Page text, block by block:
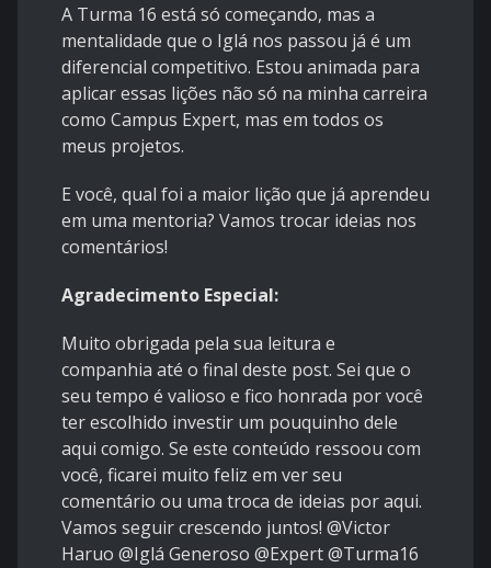
​A Turma 16 está só começando, mas a
mentalidade que o Iglá nos passou já é um
diferencial competitivo. Estou animada para
aplicar essas lições não só na minha carreira
como Campus Expert, mas em todos os
meus projetos.
​E você, qual foi a maior lição que já aprendeu
em uma mentoria? Vamos trocar ideias nos
comentários!
Agradecimento Especial:
​Muito obrigada pela sua leitura e
companhia até o final deste post. Sei que o
seu tempo é valioso e fico honrada por você
ter escolhido investir um pouquinho dele
aqui comigo. Se este conteúdo ressoou com
você, ficarei muito feliz em ver seu
comentário ou uma troca de ideias por aqui.
Vamos seguir crescendo juntos! @Victor
Haruo @Iglá Generoso @Expert @Turma16